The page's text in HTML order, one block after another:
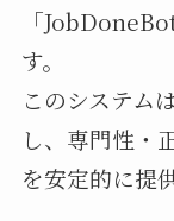
「
す。
このシステム
し、専門性・
を安定的に提